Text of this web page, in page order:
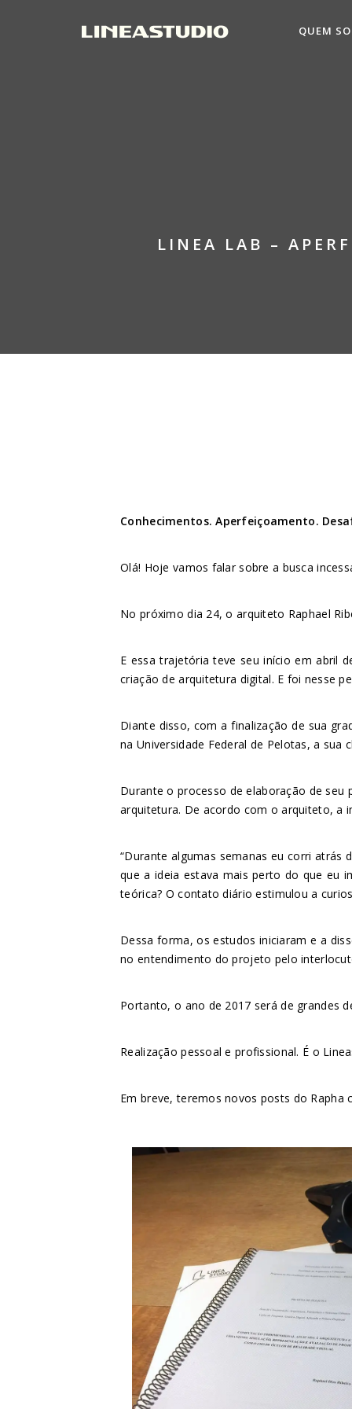
QUEM
LINEA LAB –
Conhecimentos. Aperfeiçoamento.
Olá! Hoje vamos falar sobre a busca
No próximo dia 24, o arquiteto Raphael
E essa trajetória teve seu início em abril
criação de arquitetura digital. E foi nesse
Diante disso, com a finalização de sua
na Universidade Federal de Pelotas, a
Durante o processo de elaboração de
arquitetura. De acordo com o arquiteto, a
“Durante algumas semanas eu corri atrás
que a ideia estava mais perto do que eu
teórica? O contato diário estimulou a
Dessa forma, os estudos iniciaram e a
no entendimento do projeto pelo
Portanto, o ano de 2017 será de grandes
Realização pessoal e profissional. É o
Em breve, teremos novos posts do